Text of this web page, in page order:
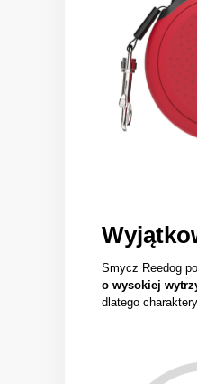
Smycz Reedog
o wysokiej
dlatego